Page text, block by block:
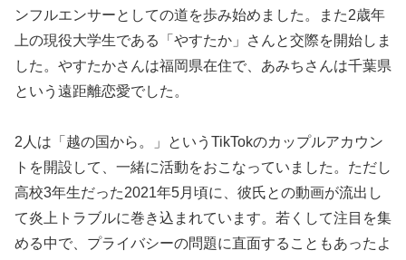
ンフルエンサーとしての道を歩み始めました。また2歳年
上の現役大学生である「やすたか」さんと交際を開始しま
した。やすたかさんは福岡県在住で、あみちさんは千葉県
という遠距離恋愛でした。
2人は「越の国から。」というTikTokのカップルアカウン
トを開設して、一緒に活動をおこなっていました。ただし
高校3年生だった2021年5月頃に、彼氏との動画が流出し
て炎上トラブルに巻き込まれています。若くして注目を集
める中で、プライバシーの問題に直面することもあったよ